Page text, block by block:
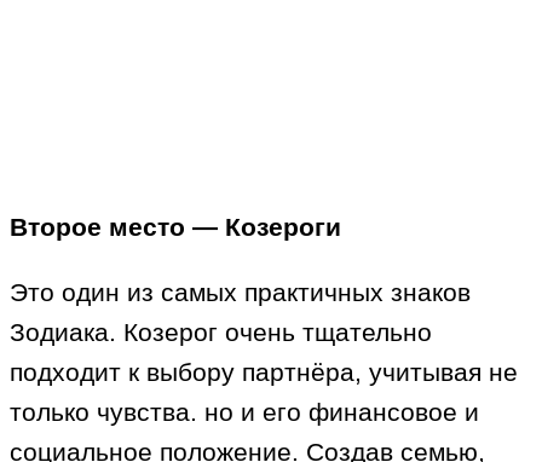
Второе место — Козероги
Это один из самых практичных знаков
Зодиака. Козерог очень тщательно
подходит к выбору партнёра, учитывая не
только чувства. но и его финансовое и
социальное положение. Создав семью,